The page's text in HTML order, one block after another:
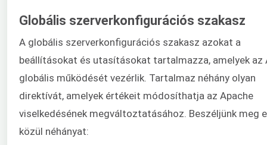
Globális szerverkonfigurációs szakasz
A globális szerverkonfigurációs szakasz azokat a
beállításokat és utasításokat tartalmazza, amelyek az
globális működését vezérlik. Tartalmaz néhány olyan
direktívát, amelyek értékeit módosíthatja az Apache
viselkedésének megváltoztatásához. Beszéljünk meg
közül néhányat: